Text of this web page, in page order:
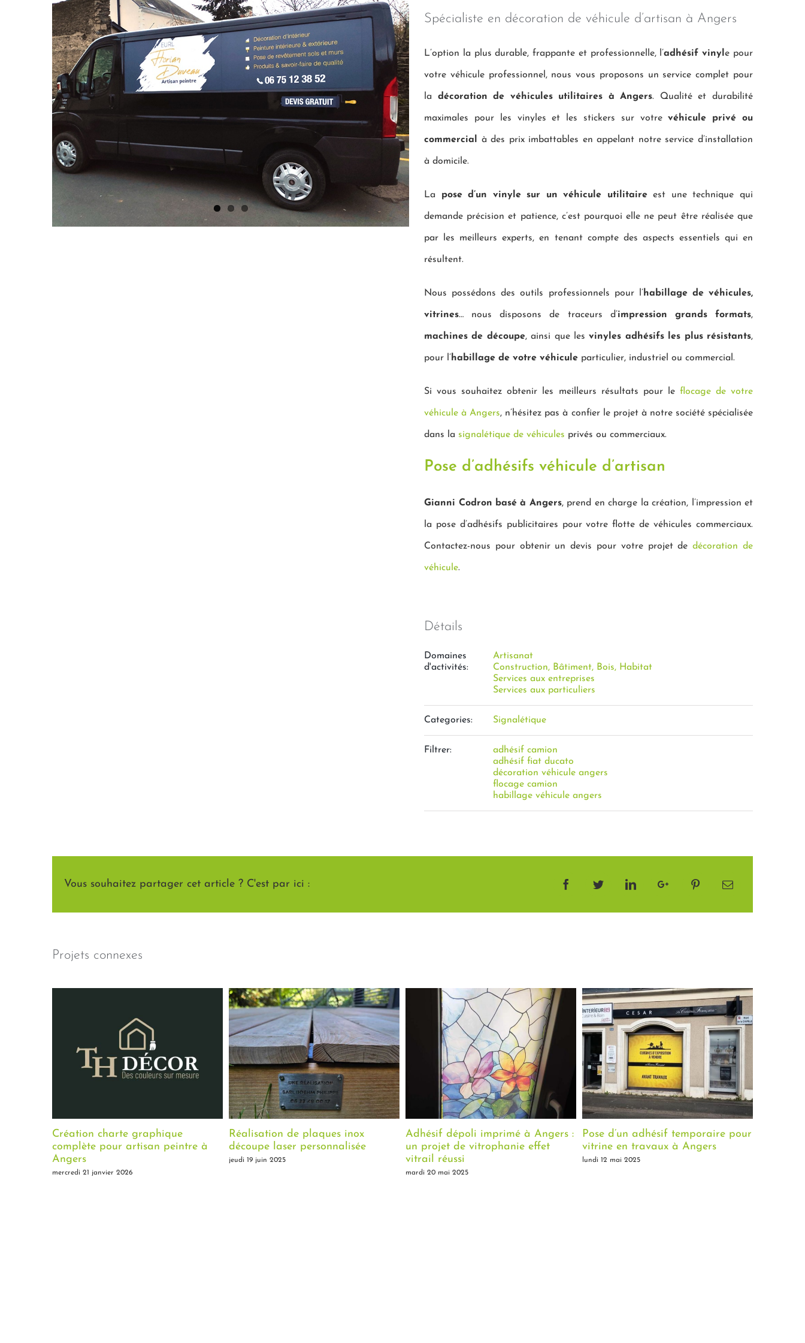
Image Spécialiste en décoration de véhicule d’artisan à Angers
L’option la plus durable, frappante et professionnelle, l’adhésif vinyle pour
votre véhicule professionnel, nous vous proposons un service complet pour
la décoration de véhicules utilitaires à Angers. Qualité et durabilité
maximales pour les vinyles et les stickers sur votrevéhicule privé ou
commercial à des prix imbattables en appelant notre service d’installation
à domicile.
La pose d’un vinyle sur un véhicule utilitaireest une technique qui
demande précision et patience, c’est pourquoi elle ne peut être réalisée que
par les meilleurs experts, en tenant compte des aspects essentiels qui en
résultent.
Nous possédons des outils professionnels pour l’ habillage de véhicules,
vitrines… nous disposons de traceurs d’impression grands formats,
machines de découpe, ainsi que lesvinyles adhésifs les plus résistants,
pour l’ habillage de votre véhicule particulier, industriel ou commercial.
Si vous souhaitez obtenir les meilleurs résultats pour le flocage de votre
véhicule à Angers, n’hésitez pas à confier le projet à notre société spécialisée
dans la signalétique de véhicules privés ou commerciaux.
Pose d’adhésifs véhicule d’artisan
Gianni Codron basé à Angers, prend en charge la création, l’impression et
la pose d’adhésifs publicitaires pour votre flotte de véhicules commerciaux.
Contactez-nous pour obtenir un devis pour votre projet dedécoration de
véhicule.
Détails
Domaines
d'activités:
Artisanat
Construction, Bâtiment, Bois, Habitat
Services aux entreprises
Services aux particuliers
Categories: Signalétique
Filtrer:
adhésif camion
adhésif fiat ducato
décoration véhicule angers
flocage camion
habillage véhicule angers
Vous souhaitez partager cet article ? C'est par ici : FacebookTwitterLinkedInGoogle+ PinterestEmail
Projets connexes
Création charte graphique
complète pour artisan peintre à
Angers
mercredi 21 janvier 2026
Réalisation de plaques inox
découpe laser personnalisée
jeudi 19 juin 2025
Adhésif dépoli imprimé à Angers :
un projet de vitrophanie effet
vitrail réussi
mardi 20 mai 2025
Pose d’un adhésif temporaire pour
vitrine en travaux à Angers
lundi 12 mai 2025